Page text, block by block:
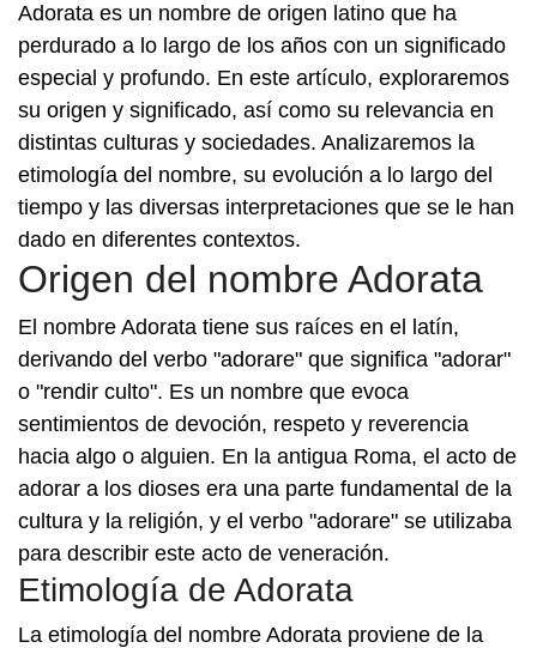
Adorata es un nombre de origen latino que ha
perdurado a lo largo de los años con un significado
especial y profundo. En este artículo, exploraremos
su origen y significado, así como su relevancia en
distintas culturas y sociedades. Analizaremos la
etimología del nombre, su evolución a lo largo del
tiempo y las diversas interpretaciones que se le han
dado en diferentes contextos.
Origen del nombre Adorata
El nombre Adorata tiene sus raíces en el latín,
derivando del verbo "adorare" que significa "adorar"
o "rendir culto". Es un nombre que evoca
sentimientos de devoción, respeto y reverencia
hacia algo o alguien. En la antigua Roma, el acto de
adorar a los dioses era una parte fundamental de la
cultura y la religión, y el verbo "adorare" se utilizaba
para describir este acto de veneración.
Etimología de Adorata
La etimología del nombre Adorata proviene de la